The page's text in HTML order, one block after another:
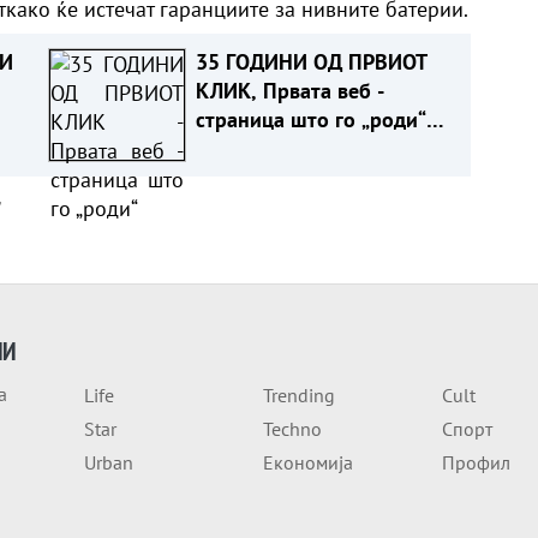
ќе истечат гаранциите за нивните батерии.
35 ГОДИНИ ОД ПРВИОТ
КЛИК, Првата веб -
страница што го „роди“
Life
Star
Urban
Trending
Techno
Економија
Cult
Спорт
Профил